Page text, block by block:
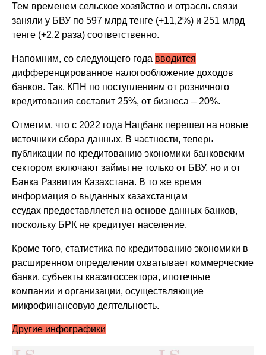
Тем временем сельское хозяйство и отрасль связи
заняли у БВУ по 597 млрд тенге (+11,2%) и 251 млрд
тенге (+2,2 раза) соответственно.
Напомним, со следующего года вводится
дифференцированное налогообложение доходов
банков. Так, КПН по поступлениям от розничного
кредитования составит 25%, от бизнеса – 20%.
Отметим, что с 2022 года Нацбанк перешел на новые
источники сбора данных. В частности, теперь
публикации по кредитованию экономики банковским
сектором включают займы не только от БВУ, но и от
Банка Развития Казахстана. В то же время
информация о выданных казахстанцам
ссудах предоставляется на основе данных банков,
поскольку БРК не кредитует население.
Кроме того, статистика по кредитованию экономики в
расширенном определении охватывает коммерческие
банки, субъекты квазигоссектора, ипотечные
компании и организации, осуществляющие
микрофинансовую деятельность.
Другие инфографики